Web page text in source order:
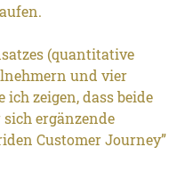
(quantitative
und vier
zeigen, dass beide
ergänzende
Customer Journey”